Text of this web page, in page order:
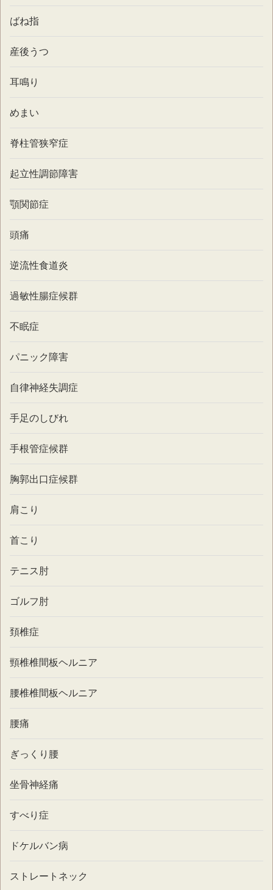
ばね指
産後うつ
耳鳴り
めまい
脊柱管狭窄症
起立性調節障害
顎関節症
頭痛
逆流性食道炎
過敏性腸症候群
不眠症
パニック障害
自律神経失調症
手足のしびれ
手根管症候群
胸郭出口症候群
肩こり
首こり
テニス肘
ゴルフ肘
頚椎症
頸椎椎間板ヘルニア
腰椎椎間板ヘルニア
腰痛
ぎっくり腰
坐骨神経痛
すべり症
ドケルバン病
ストレートネック